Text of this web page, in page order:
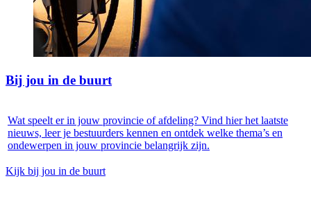
Bij jou in de buurt
Wat speelt er in jouw provincie of afdeling? Vind hier het laatste
nieuws, leer je bestuurders kennen en ontdek welke thema’s en
ondewerpen in jouw provincie belangrijk zijn.
Kijk bij jou in de buurt